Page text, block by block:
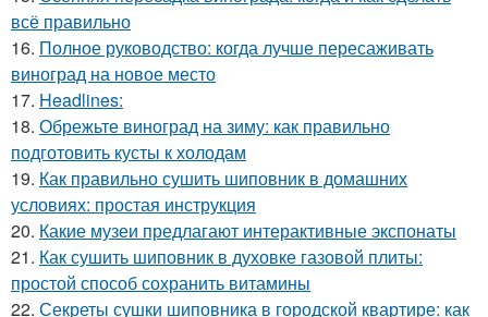
всё правильно
16. Полное руководство: когда лучше пересаживать
виноград на новое место
17. Headlines:
18. Обрежьте виноград на зиму: как правильно
подготовить кусты к холодам
19. Как правильно сушить шиповник в домашних
условиях: простая инструкция
20. Какие музеи предлагают интерактивные экспонаты
21. Как сушить шиповник в духовке газовой плиты:
простой способ сохранить витамины
22. Секреты сушки шиповника в городской квартире: как